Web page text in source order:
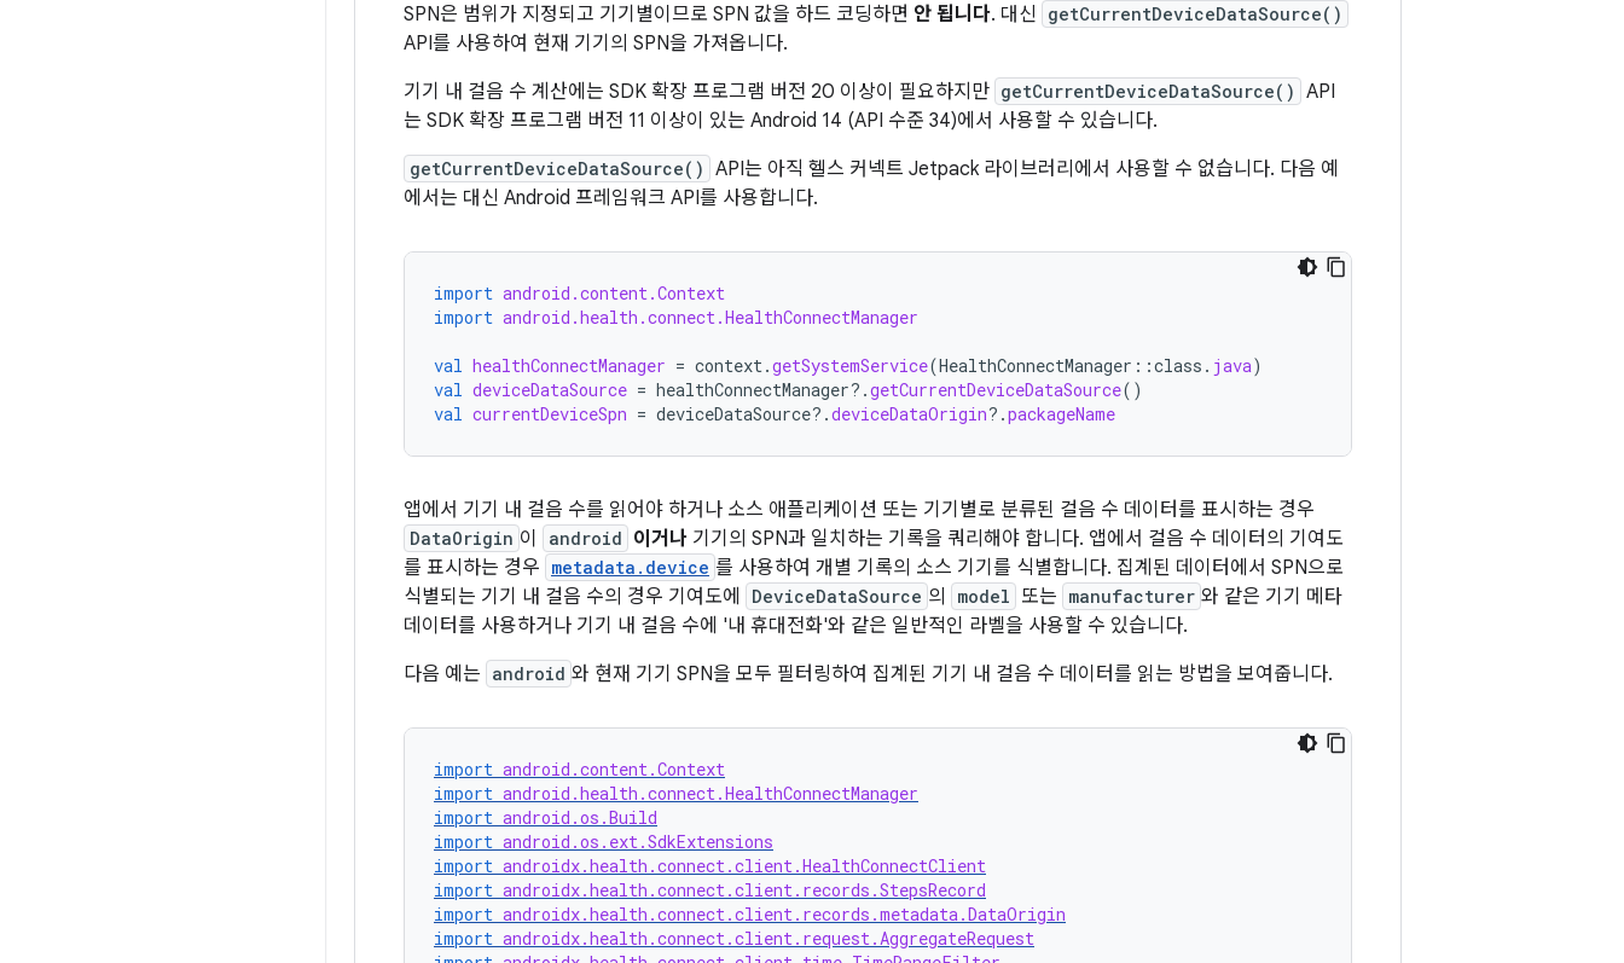
SPN은 범위가 지정되고 기기별이므로 SPN 값을 하드 코딩하면 안 됩니다. 대신 getCurrentDeviceDataSource()
API를 사용하여 현재 기기의 SPN을 가져옵니다.
기기 내 걸음 수 계산에는 SDK 확장 프로그램 버전 20 이상이 필요하지만 getCurrentDeviceDataSource() API
는 SDK 확장 프로그램 버전 11 이상이 있는 Android 14 (API 수준 34)에서 사용할 수 있습니다.
getCurrentDeviceDataSource() API는 아직 헬스 커넥트 Jetpack 라이브러리에서 사용할 수 없습니다. 다음 예
에서는 대신 Android 프레임워크 API를 사용합니다.
import android.content.Context
import android.health.connect.HealthConnectManager
val healthConnectManager = context.getSystemService(HealthConnectManager ::class . java)
val deviceDataSource = healthConnectManager?.getCurrentDeviceDataSource()
val currentDeviceSpn = deviceDataSource?.deviceDataOrigin?.packageName
앱에서 기기 내 걸음 수를 읽어야 하거나 소스 애플리케이션 또는 기기별로 분류된 걸음 수 데이터를 표시하는 경우
DataOrigin 이 android 이거나 기기의 SPN과 일치하는 기록을 쿼리해야 합니다. 앱에서 걸음 수 데이터의 기여도
를 표시하는 경우 metadata.device 를 사용하여 개별 기록의 소스 기기를 식별합니다. 집계된 데이터에서 SPN으로
식별되는 기기 내 걸음 수의 경우 기여도에
DeviceDataSource 의 model 또는 manufacturer 와 같은 기기 메타
데이터를 사용하거나 기기 내 걸음 수에 '내 휴대전화'와 같은 일반적인 라벨을 사용할 수 있습니다.
다음 예는 android 와 현재 기기 SPN을 모두 필터링하여 집계된 기기 내 걸음 수 데이터를 읽는 방법을 보여줍니다.
import android.content.Context
import android.health.connect.HealthConnectManager
import android.os.Build
import android.os.ext.SdkExtensions
import androidx.health.connect.client.HealthConnectClient
import androidx.health.connect.client.records.StepsRecord
import androidx.health.connect.client.records.metadata.DataOrigin
import androidx.health.connect.client.request.AggregateRequest